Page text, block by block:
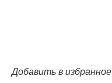
Добавить в избранное